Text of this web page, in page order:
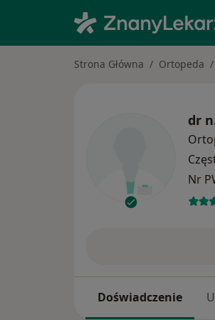
Strona Główna Ortopeda
dr
Nr
Doświadczenie